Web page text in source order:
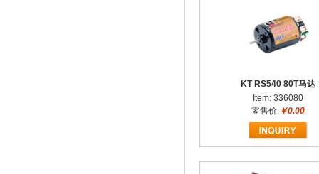
KT RS540 80T马达
Item: 336080
零售价: ￥0.00